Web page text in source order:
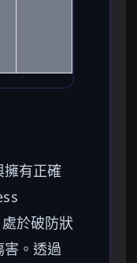
有正確
於破防狀
。透過